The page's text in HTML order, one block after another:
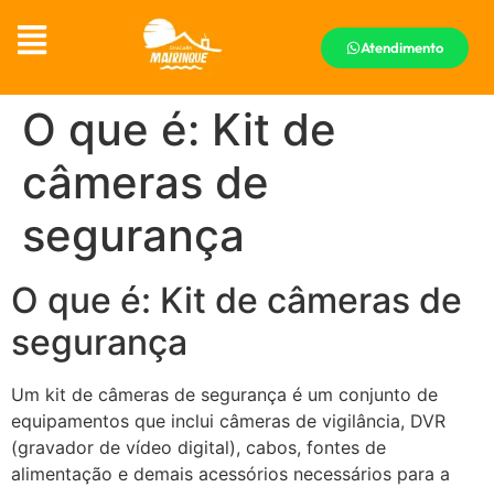
Atendimento
O que é: Kit de
câmeras de
segurança
O que é: Kit de câmeras de
segurança
Um kit de câmeras de segurança é um conjunto de
equipamentos que inclui câmeras de vigilância, DVR
(gravador de vídeo digital), cabos, fontes de
alimentação e demais acessórios necessários para a